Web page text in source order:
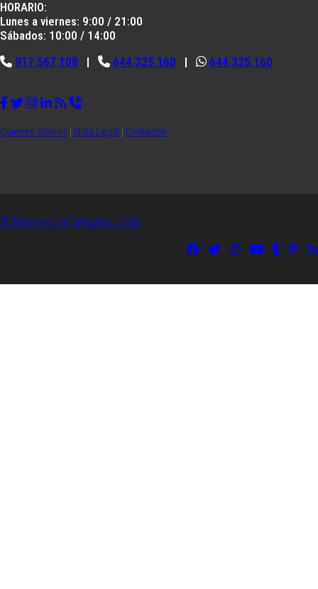
HORARIO:
Lunes a viernes: 9:00 / 21:00
Sábados: 10:00 / 14:00
917 567 108 | 644 325 160 | 644 325 160
Quienes Somos | Nota Legal | Contactar
© Rastreador-Seguros 2026